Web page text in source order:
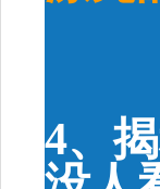
4、